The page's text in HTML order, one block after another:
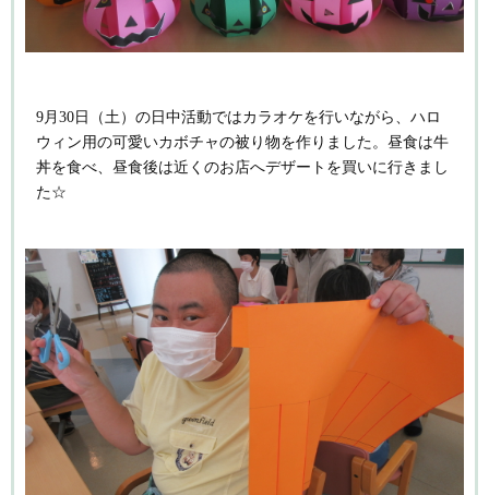
9月30日（土）の日中活動ではカラオケを行いながら、ハロ
ウィン用の可愛いカボチャの被り物を作りました。昼食は牛
丼を食べ、昼食後は近くのお店へデザートを買いに行きまし
た☆